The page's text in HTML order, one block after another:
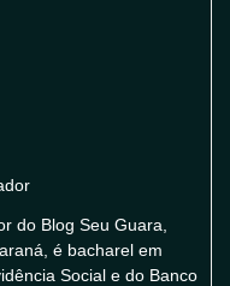
do Blog Seu Guara,
é bacharel em
Social e do Banco